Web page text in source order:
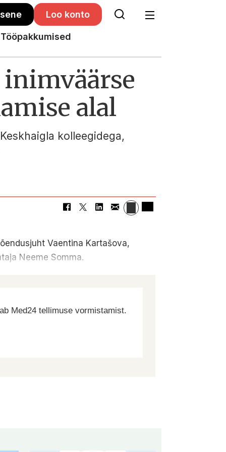
Loo konto
Tööpakkumised
alal
kolleegidega,
Vaentina Kartašova,
Neeme Somma.
Med24 tellimuse vormistamist.